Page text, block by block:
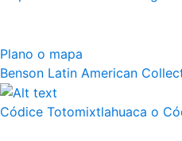
Plano o mapa
Benson Latin American
Códice Totomixtlahuaca o